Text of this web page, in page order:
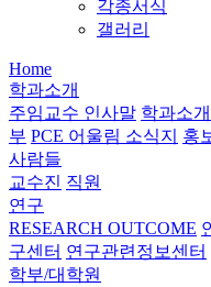
각종서식
갤러리
Home
학과소개
주임교수 인사말 학과소개
부 PCE 어울림 소식지 홍
사람들
교수진 직원
연구
RESEARCH OUTCOME
구센터 연구관련정보센터
학부/대학원